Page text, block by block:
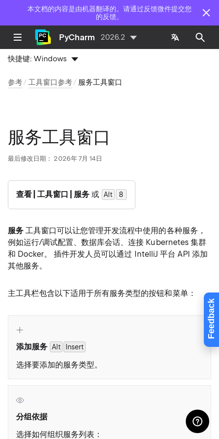
本文档的内容是由机器翻译的。请通过反馈微件提交您
的反馈。
Feedback
PyCharm 2026.2
快捷键:Windows
参考 工具窗口参考 服务工具窗口
服务工具窗口
最后修改日期： 2026年 7月 14日
查看 | 工具窗口 | 服务 或 Alt 0
8
服务 工具窗口可以让您管理开发流程中使用的各种服务，
例如运行/调试配置、数据库会话、连接 Kubernetes 集群
和 Docker。 插件开发人员可以通过 IntelliJ 平台 API 添加
其他服务。
主工具栏包含以下适用于所有服务类型的按钮和菜单：
添加服务 Alt Insert
选择要添加的服务类型。
分组依据
选择如何组织服务列表：